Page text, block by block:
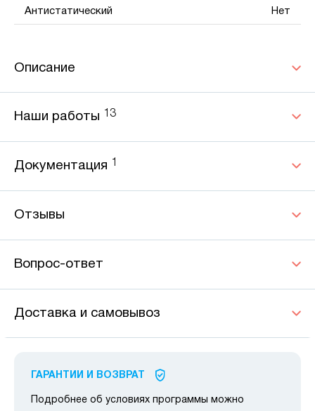
Антистатический Нет
Описание
Наши работы 13
Документация 1
Отзывы
Вопрос-ответ
Доставка и самовывоз
ГАРАНТИИ И ВОЗВРАТ
Подробнее об условиях программы можно